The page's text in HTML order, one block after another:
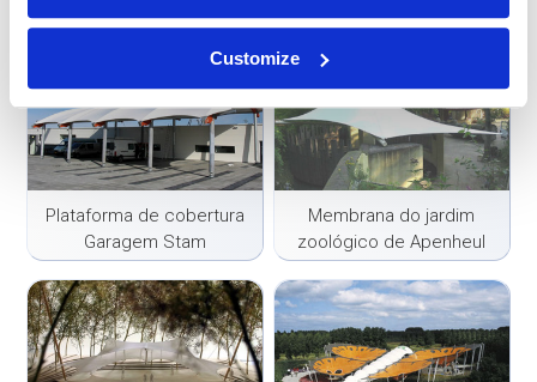
Customize
Plataforma de cobertura
Garagem Stam
Membrana do jardim
zoológico de Apenheul